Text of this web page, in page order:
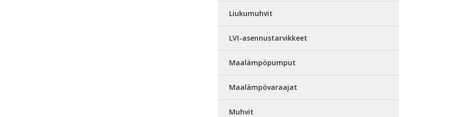
Liukumuhvit
LVI-asennustarvikkeet
Maalämpöpumput
Maalämpövaraajat
Muhvit